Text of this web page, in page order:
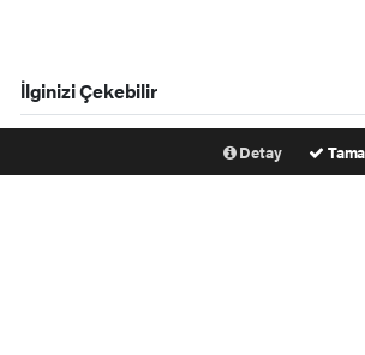
İlginizi Çekebilir
Kula’da makilik alanda
Detay